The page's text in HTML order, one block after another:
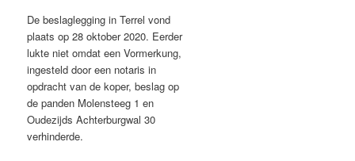
De beslaglegging in Terrel vond
plaats op 28 oktober 2020. Eerder
lukte niet omdat een Vormerkung,
ingesteld door een notaris in
opdracht van de koper, beslag op
de panden Molensteeg 1 en
Oudezijds Achterburgwal 30
verhinderde.